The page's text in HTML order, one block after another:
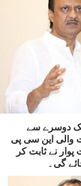
راست ایک دوسرے سے
والی این سی پی
نے ثابت کر
گی۔